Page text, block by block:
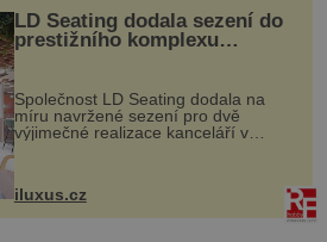
LD Seating dodala sezení do
prestižního komplexu
MediaCityUK v Salfordu
Společnost LD Seating dodala na
míru navržené sezení pro dvě
výjimečné realizace kanceláří v
areálu MediaCityUK v anglickém
budov Media...
iluxus.cz